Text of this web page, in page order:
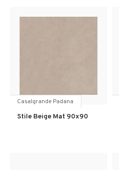
Casalgrande Padana
Stile Beige Mat 90x90